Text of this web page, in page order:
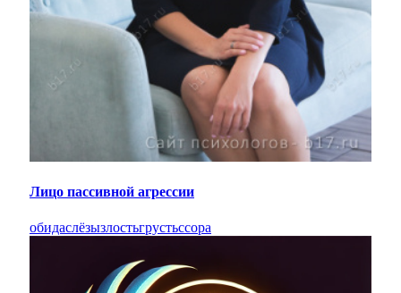
Лицо пассивной агрессии
обидаслёзызлостьгрустьссора